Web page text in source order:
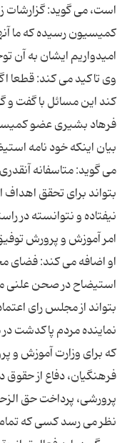
است، می گوید: گزارشات
کمیسیون رسیده که ما
وی تاکید می کند: قطعا
فرهاد بشیری عضو
بیان اینکه خود نامه
می گوید: متاسفانه
بتواند برای تحقق اهداف
نیفتاده و نتوانسته در
او اضافه می کند: فضای
استیضاح در صحن علنی
نماینده مردم پاکدشت
که برای وزارت آموزش و
فرهنگیان، دفاع از حقوق
پرورشی، پرداخت حق
نظر می رسد کسی که تمام